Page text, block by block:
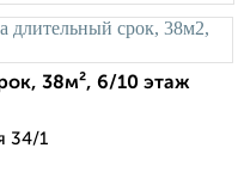
38м², 6/10 этаж
34/1